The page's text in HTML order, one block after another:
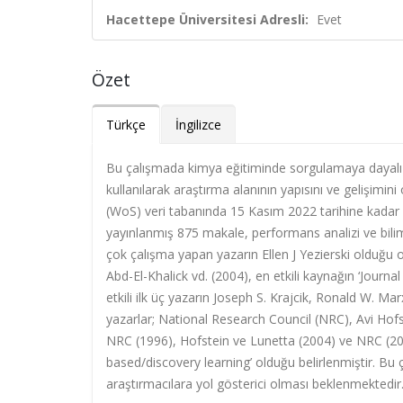
Hacettepe Üniversitesi Adresli: Evet
Özet
Türkçe İngilizce
Bu çalışmada kimya eğitiminde sorgulamaya
kullanılarak araştırma alanının yapısını ve
(WoS) veri tabanında 15 Kasım 2022 tarihine
yayınlanmış 875 makale, performans analizi ve
çok çalışma yapan yazarın Ellen J Yezierski
Abd-El-Khalick vd. (2004), en etkili kaynağın
etkili ilk üç yazarın Joseph S. Krajcik, Ronald W.
yazarlar; National Research Council (NRC), Avi
NRC (1996), Hofstein ve Lunetta (2004) ve NRC
based/discovery learning’ olduğu belirlenmiştir. Bu
araştırmacılara yol gösterici olması beklenmektedir.